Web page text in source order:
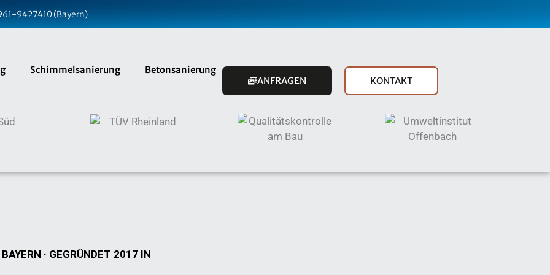
9427410 (Bayern)
Schimmelsanierung
Betonsanierung
ANFRAGEN
KONTAKT
· GEGRÜNDET 2017 IN